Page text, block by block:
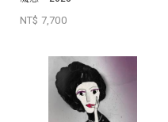
NT$ 7,700